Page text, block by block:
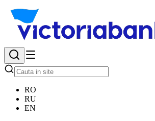
RO
RU
EN